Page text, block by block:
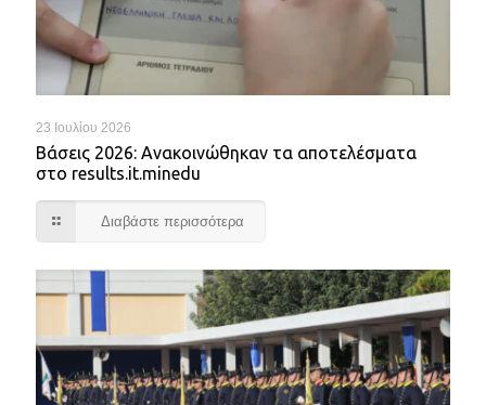
23 Ιουλίου 2026
Βάσεις 2026: Ανακοινώθηκαν τα αποτελέσματα
στο results.it.minedu
Διαβάστε περισσότερα